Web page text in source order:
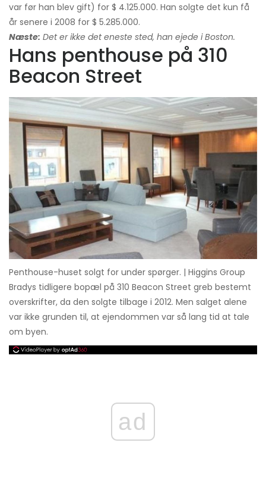
var før han blev gift) for $ 4.125.000. Han solgte det kun få
år senere i 2008 for $ 5.285.000.
Næste: Det er ikke det eneste sted, han ejede i Boston.
Hans penthouse på 310
Beacon Street
Penthouse-huset solgt for under spørger. | Higgins Group
Bradys tidligere bopæl på 310 Beacon Street greb bestemt
overskrifter, da den solgte tilbage i 2012. Men salget alene
var ikke grunden til, at ejendommen var så lang tid at tale
om byen.
ad